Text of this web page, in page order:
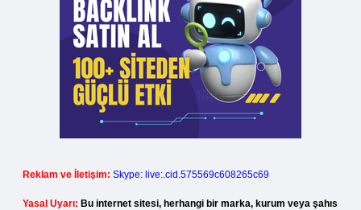
Reklam ve İletişim: Skype: live:.cid.575569c608265c69
Yasal Uyarı: Bu internet sitesi, herhangi bir marka, kurum veya şahıs